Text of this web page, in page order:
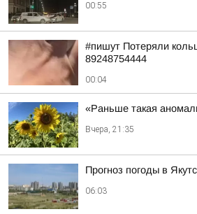
00:55
#пишут Потеряли
89248754444
00:04
«Раньше такая
Вчера, 21:35
Прогноз погоды в
06:03